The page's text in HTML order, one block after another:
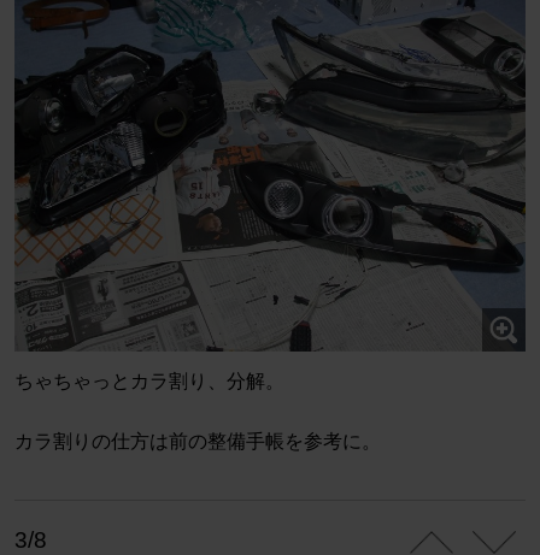
ちゃちゃっとカラ割り、分解。
カラ割りの仕方は前の整備手帳を参考に。
3/8